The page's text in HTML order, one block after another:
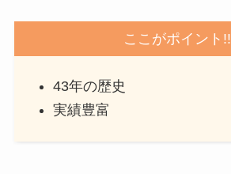
ここがポイント!!
43年の歴史
実績豊富